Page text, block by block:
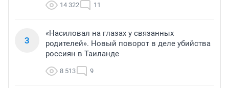
14 322 11
3
«Насиловал на глазах у связанных
родителей». Новый поворот в деле убийства
россиян в Таиланде
8 513 9